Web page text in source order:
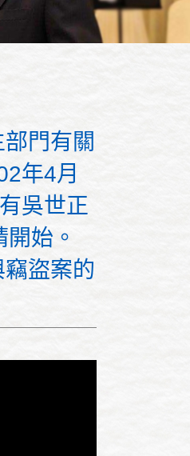
門有關
年4月
吳世正
始。
盜案的